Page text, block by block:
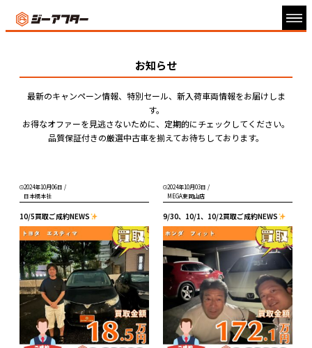
お知らせ
最新のキャンペーン情報、特別セール、新入荷車両情報をお届けしま
す。
お得なオファーを見逃さないために、定期的にチェックしてください。
品質保証付きの厳選中古車を揃えてお待ちしております。
10/5買取ご成約NEWS
2024年10月06日 /
日本橋本社
9/30、10/1、10/2買取ご成約NEWS
2024年10月03日 /
MEGA東岡山店